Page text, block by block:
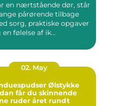
en nærtstående dør, står
pårørende tilbage
sorg, praktiske opgaver
en følelse af ik...
02. May
Ølstykke
får du skinnende
ruder året rundt